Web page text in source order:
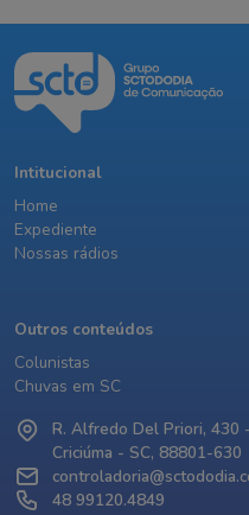
Intitucional
Home
Expediente
Nossas rádios
Outros conteúdos
Colunistas
Chuvas em SC
R. Alfredo Del Priori, 430
Criciúma - SC, 88801-630
48 99120.4849